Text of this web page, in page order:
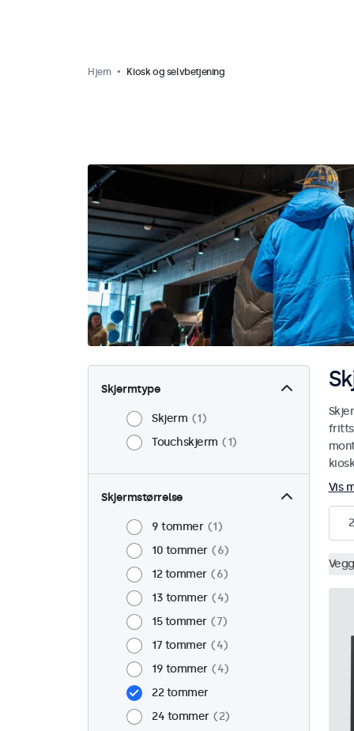
Hjem Kiosk og selvbetjening
Skjermtype
Skjerm
1
Touchskjerm
1
Skjermstørrelse
9 tommer
1
10 tommer
6
12 tommer
6
13 tommer
4
15 tommer
7
17 tommer
4
19 tommer
4
22 tommer
24 tommer
2
Vis
2
Vegg